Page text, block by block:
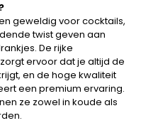
geweldig voor cocktails,
twist geven aan
De rijke
ervoor dat je altijd de
en de hoge kwaliteit
een premium ervaring.
ze zowel in koude als